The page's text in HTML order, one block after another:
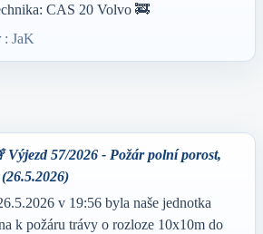
CAS 20 Volvo 🚒
: JaK
Výjezd 57/2026 - Požár polní porost,
v 19:56 byla naše jednotka
k požáru trávy o rozloze 10x10m do